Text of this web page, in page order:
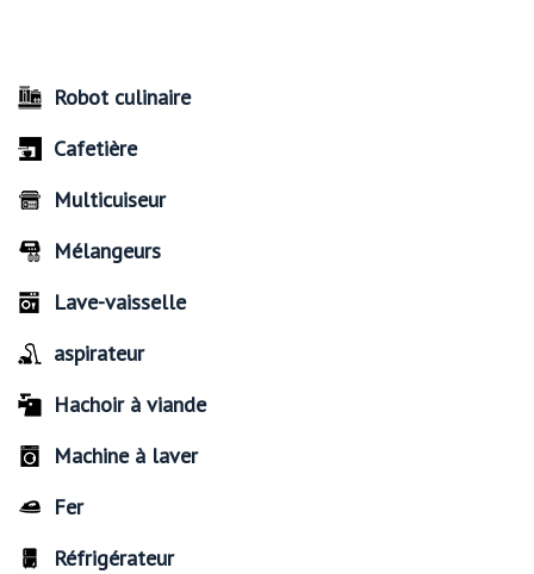
Robot culinaire
Cafetière
Multicuiseur
Mélangeurs
Lave-vaisselle
aspirateur
Hachoir à viande
Machine à laver
Fer
Réfrigérateur